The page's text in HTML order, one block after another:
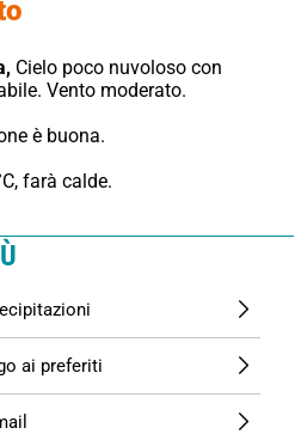
Cielo poco nuvoloso con
Vento moderato.
è buona.
farà calde.